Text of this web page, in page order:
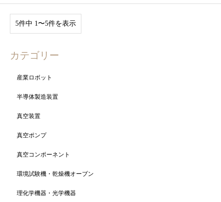
5件中 1〜5件を表示
カテゴリー
産業ロボット
半導体製造装置
真空装置
真空ポンプ
真空コンポーネント
環境試験機・乾燥機オーブン
理化学機器・光学機器